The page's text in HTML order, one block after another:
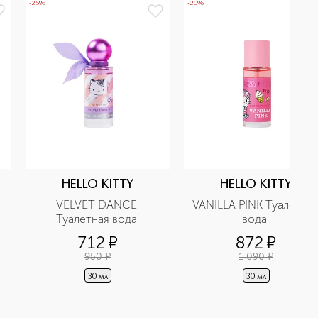
-25%
HELLO KITTY
VELVET DANCE
712 ¤
950 ¤
30 мл
-20%
HELLO KITTY
VANILLA PINK Туалетная
872 ¤
1 090 ¤
30 мл